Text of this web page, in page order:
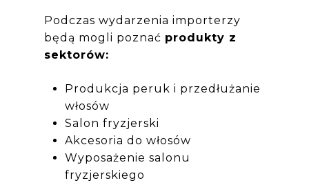
Podczas wydarzenia importerzy
będą mogli poznać produkty z
sektorów:
Produkcja peruk i przedłużanie
włosów
Salon fryzjerski
Akcesoria do włosów
Wyposażenie salonu
fryzjerskiego